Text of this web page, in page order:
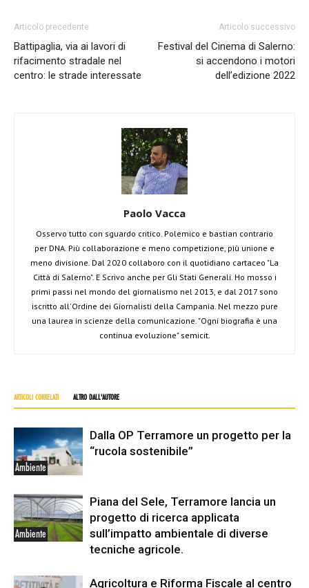
Articolo precedente
Battipaglia, via ai lavori di
rifacimento stradale nel
centro: le strade interessate
Articolo successivo
Festival del Cinema di Salerno:
si accendono i motori
dell’edizione 2022
Paolo Vacca
Osservo tutto con sguardo critico. Polemico e bastian contrario
per DNA. Più collaborazione e meno competizione, più unione e
meno divisione. Dal 2020 collaboro con il quotidiano cartaceo "La
Città di Salerno". E Scrivo anche per Gli Stati Generali. Ho mosso i
primi passi nel mondo del giornalismo nel 2013, e dal 2017 sono
iscritto all'Ordine dei Giornalisti della Campania. Nel mezzo pure
una laurea in scienze della comunicazione. "Ogni biografia è una
continua evoluzione" semicit.
ARTICOLI CORRELATI ALTRO DALL'AUTORE
Ambiente
Dalla OP Terramore un progetto per la
“rucola sostenibile”
Ambiente
Piana del Sele, Terramore lancia un
progetto di ricerca applicata
sull’impatto ambientale di diverse
tecniche agricole.
Agricoltura e Riforma Fiscale al centro